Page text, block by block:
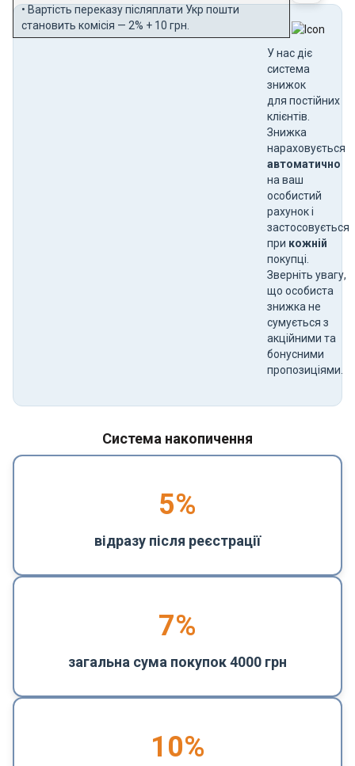
• Вартість переказу післяплати Укр пошти
становить комісія — 2% + 10 грн.
У нас діє
система
знижок
для постійних
клієнтів.
Знижка
нараховується
автоматично
на ваш
особистий
рахунок і
застосовується
при кожній
покупці.
Зверніть увагу,
що особиста
знижка не
сумується з
акційними та
бонусними
пропозиціями.
Система накопичення
5%
відразу після реєстрації
7%
загальна сума покупок 4000 грн
10%